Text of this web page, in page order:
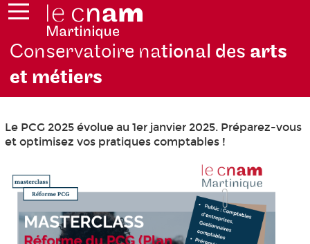
Conservatoire national des arts
et métiers
Le PCG 2025 évolue au 1er janvier 2025. Préparez-vous
et optimisez vos pratiques comptables !